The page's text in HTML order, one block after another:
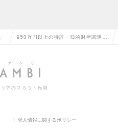
950万円以上の特許・知的財産関連の
アのスカウト転職
求人情報に関するポリシー